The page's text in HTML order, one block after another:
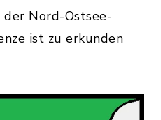
der Nord-Ostsee-
ist zu erkunden